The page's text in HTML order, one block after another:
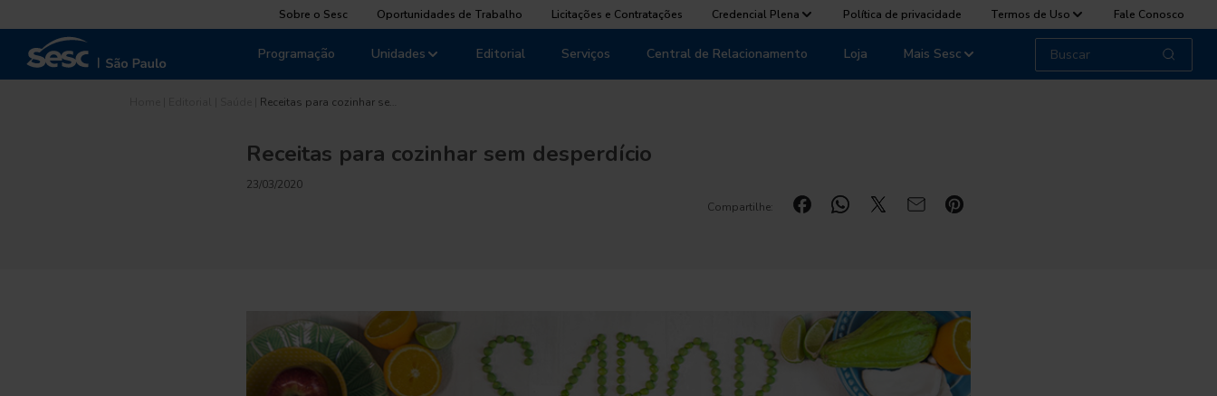
Sobre o Sesc Oportunidades de Trabalho Licitações e Contratações Credencial Plena Política de privacidade Termos de Uso Fale Conosco
Unidades
Programação Editorial Serviços Central de Relacionamento Loja Mais Sesc
Receitas para cozinhar se…
Receitas para cozinhar sem desperdício
23/03/2020
Compartilhe: